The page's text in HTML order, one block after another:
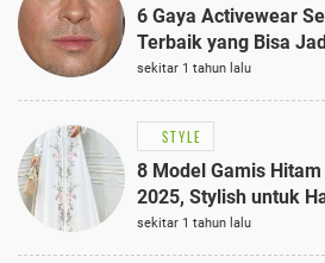
6 Gaya Activewear
Terbaik yang Bisa
sekitar 1 tahun lalu
STYLE
8 Model Gamis
2025, Stylish untuk
Semi-Formal
sekitar 1 tahun lalu